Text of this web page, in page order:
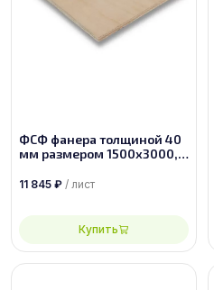
ФСФ фанера толщиной 40
мм размером 1500х3000,
11 845 ₽ / лист
Купить